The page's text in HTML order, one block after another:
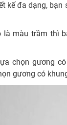
kế đa dạng, bạn
màu trầm thì
chọn gương
gương có